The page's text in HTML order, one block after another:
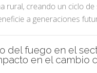
rural, creando un ciclo
a generaciones
del fuego en el
en el cambio